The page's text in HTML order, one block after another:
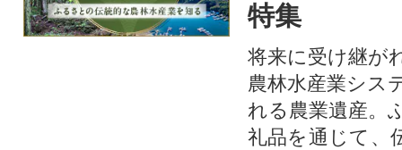
特集
将来に受け継が
農林水産業シス
れる農業遺産。
礼品を通じて、